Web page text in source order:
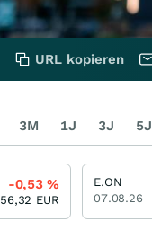
URL kopieren
3M 1J 3J 5J
-0,53%
56,32 EUR
E.ON
07.08.26